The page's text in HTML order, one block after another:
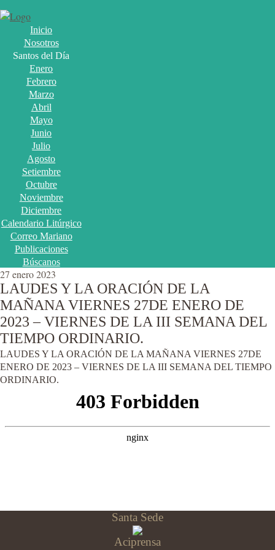
Inicio
Nosotros
Santos del Día
Enero
Febrero
Marzo
Abril
Mayo
Junio
Julio
Agosto
Setiembre
Octubre
Noviembre
Diciembre
Calendario Litúrgico
Correo Mariano
Publicaciones
Búscanos
27 enero 2023
LAUDES Y LA ORACIÓN DE LA
MAÑANA VIERNES 27DE ENERO DE
2023 – VIERNES DE LA III SEMANA DEL
TIEMPO ORDINARIO.
LAUDES Y LA ORACIÓN DE LA MAÑANA VIERNES 27DE
ENERO DE 2023 – VIERNES DE LA III SEMANA DEL TIEMPO
ORDINARIO.
Santa Sede
Aciprensa